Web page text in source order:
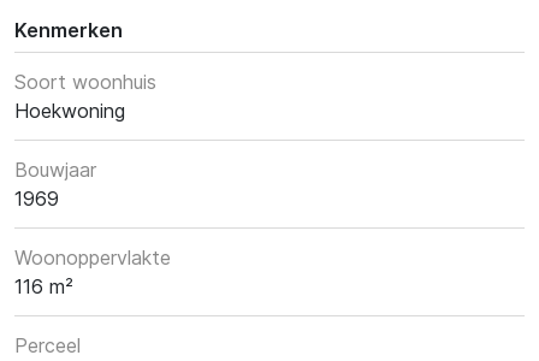
Kenmerken
Soort woonhuis
Hoekwoning
Bouwjaar
1969
Woonoppervlakte
116 m²
Perceel